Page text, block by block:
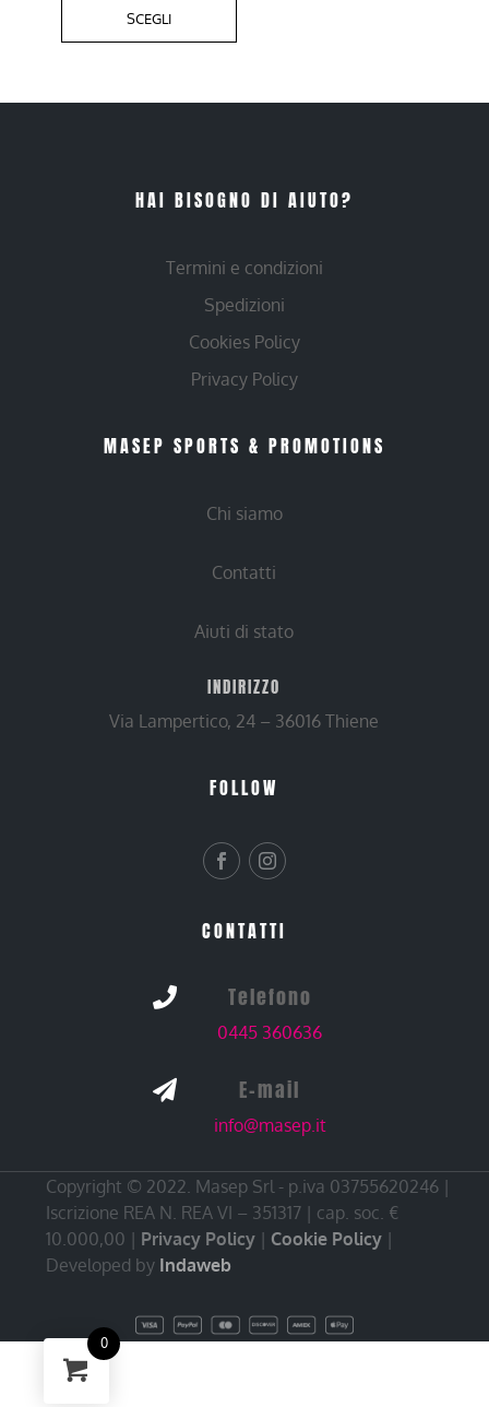
SCEGLI
HAI BISOGNO DI AIUTO?
Termini e condizioni
Spedizioni
Cookies Policy
Privacy Policy
MASEP SPORTS & PROMOTIONS
Chi siamo
Contatti
Aiuti di stato
INDIRIZZO
Via Lampertico, 24 – 36016 Thiene
FOLLOW
CONTATTI
 Telefono
0445 360636
 E-mail
info@masep.it
Copyright © 2022. Masep Srl - p.iva 03755620246 |
Iscrizione REA N. REA VI – 351317 | cap. soc. €
10.000,00 | Privacy Policy | Cookie Policy |
Developed by Indaweb
0